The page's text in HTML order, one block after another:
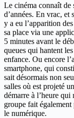
Le cinéma connaît de
d’années. En vrac, et
y a eu l’apparition
sa place via une
5 minutes avant le
queues qui hantent
enfance. Ou encore
smartphone, qui
sait désormais non
salles où est projeté
démarre à l’heure
groupe fait
le numérique.